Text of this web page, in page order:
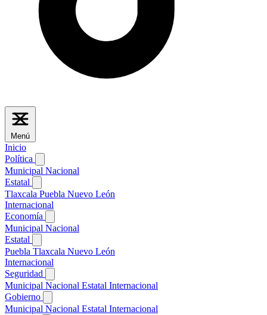
Menú
Inicio
Política
Municipal Nacional
Estatal
Tlaxcala Puebla Nuevo León
Internacional
Economía
Municipal Nacional
Estatal
Puebla Tlaxcala Nuevo León
Internacional
Seguridad
Municipal Nacional Estatal Internacional
Gobierno
Municipal Nacional Estatal Internacional